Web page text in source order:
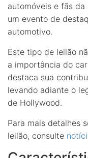
automóveis e fãs
um evento de
automotivo.
Este tipo de leilão
a importância do
destaca sua
levando adiante o
de Hollywood.
Para mais detalhes
leilão, consulte